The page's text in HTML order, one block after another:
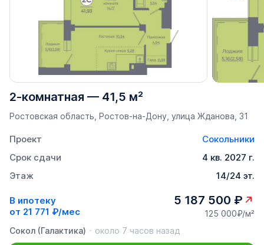
2-комнатная — 41,5 м²
Ростовская область, Ростов-на-Дону, улица Жданова, 31
Проект
Сокольники
Срок сдачи
4 кв. 2027 г.
Этаж
14/24 эт.
В ипотеку
от 21 771 ₽/мес
5 187 500 ₽
125 000₽/м²
Сокол (Галактика)
около 7 часов назад